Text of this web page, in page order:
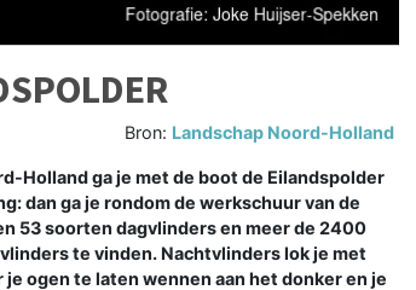
Bron: Landschap Noord-Holland
Holland ga je met de boot de Eilandspolder
dan ga je rondom de werkschuur van de
53 soorten dagvlinders en meer de 2400
te vinden. Nachtvlinders lok je met
ogen te laten wennen aan het donker en je